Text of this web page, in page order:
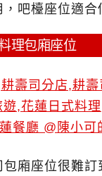
，吧檯座位適
理包廂座位
廂座位很難